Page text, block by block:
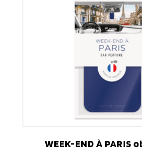
WEEK-END À PARIS